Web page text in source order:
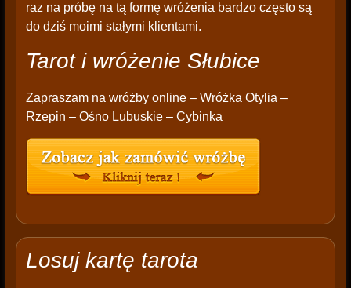
raz na próbę na tą formę wróżenia bardzo często są
do dziś moimi stałymi klientami.
Tarot i wróżenie Słubice
Zapraszam na wróżby online – Wróżka Otylia –
Rzepin – Ośno Lubuskie – Cybinka
Losuj kartę tarota